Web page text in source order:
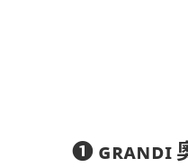
❶ ɢʀᴀɴᴅɪ